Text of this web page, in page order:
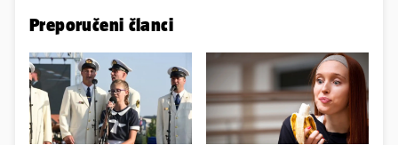
Preporučeni članci